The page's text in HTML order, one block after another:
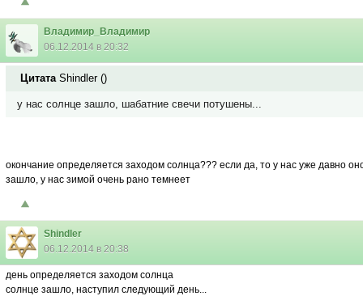
Владимир_Владимир
06.12.2014 в 20:32
Цитата Shindler()
у нас солнце зашло, шабатние свечи потушены...
окончание определяется заходом солнца??? если да, то у нас уже давно
зашло, у нас зимой очень рано темнеет
Shindler
06.12.2014 в 20:38
день определяется заходом солнца
солнце зашло, наступил следующий день...